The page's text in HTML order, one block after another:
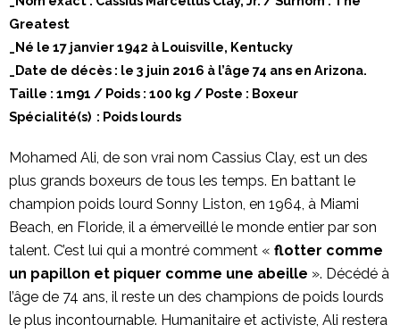
Greatest
_Né le 17 janvier 1942 à Louisville, Kentucky
_Date de décès : le 3 juin 2016 à l’âge 74 ans en Arizona.
Taille : 1m91 / Poids : 100 kg / Poste : Boxeur
Spécialité(s) : Poids lourds
Mohamed Ali, de son vrai nom Cassius Clay, est un des
plus grands boxeurs de tous les temps. En battant le
champion poids lourd Sonny Liston, en 1964, à Miami
Beach, en Floride, il a émerveillé le monde entier par son
talent. C’est lui qui a montré comment « flotter comme
un papillon et piquer comme une abeille ». Décédé à
l’âge de 74 ans, il reste un des champions de poids lourds
le plus incontournable. Humanitaire et activiste, Ali restera